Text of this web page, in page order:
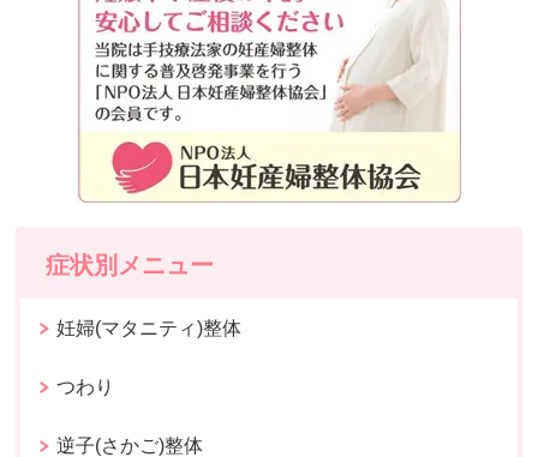
症状別メニュー
妊婦(マタニティ)整体
つわり
逆子(さかご)整体